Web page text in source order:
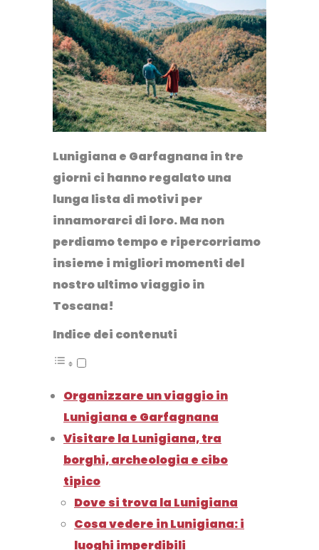
Lunigiana e Garfagnana in tre
giorni ci hanno regalato una
lunga lista di motivi per
innamorarci di loro. Ma non
perdiamo tempo e ripercorriamo
insieme i migliori momenti del
nostro ultimo viaggio in
Toscana!
Indice dei contenuti
Organizzare un viaggio in
Lunigiana e Garfagnana
Visitare la Lunigiana, tra
borghi, archeologia e cibo
tipico
Dove si trova la Lunigiana
Cosa vedere in Lunigiana: i
luoghi imperdibili